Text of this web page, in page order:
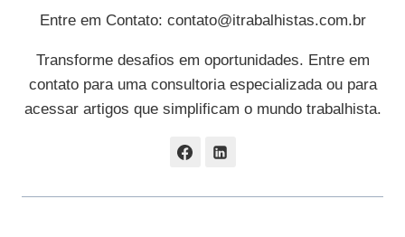
Entre em Contato: contato@itrabalhistas.com.br
Transforme desafios em oportunidades. Entre em
contato para uma consultoria especializada ou para
acessar artigos que simplificam o mundo trabalhista.